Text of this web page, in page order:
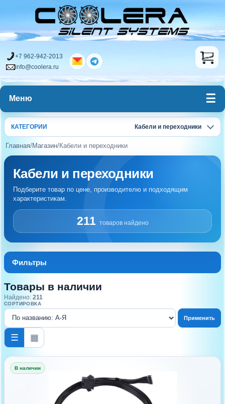
+7 962-942-2013
info@coolera.ru
Меню
КАТЕГОРИИ Кабели и переходники
Главная/Магазин/Кабели и переходники
Кабели и переходники
Подберите товар по цене, производителю и подходящим
характеристикам.
211 товаров найдено
Фильтры
Товары в наличии
Найдено: 211
СОРТИРОВКА
Применить
☰ ▦
В наличии